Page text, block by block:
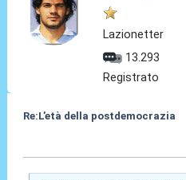
Lazionetter
13.293
Registrato
Re:L’età della postdemocrazia